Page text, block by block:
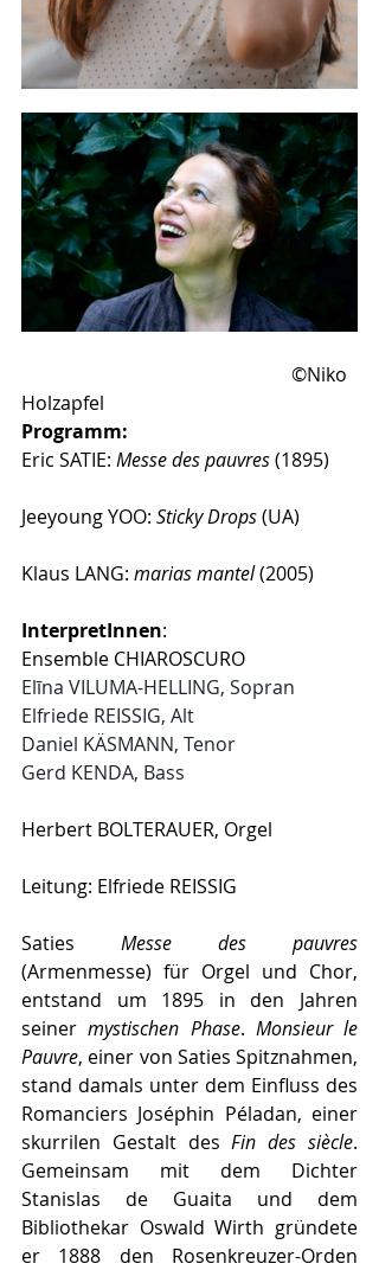
Holzapfel
Programm:
Eric SATIE: Messe des pauvres (1895)
Jeeyoung YOO: Sticky Drops (UA)
Klaus LANG: marias mantel (2005)
InterpretInnen:
Ensemble CHIAROSCURO
Elīna VILUMA-HELLING, Sopran
Elfriede REISSIG, Alt
Daniel KÄSMANN, Tenor
Gerd KENDA, Bass
Herbert BOLTERAUER, Orgel
Leitung: Elfriede REISSIG
Saties Messe des pauvres
(Armenmesse) für Orgel und Chor,
entstand um 1895 in den Jahren
seiner mystischen Phase. Monsieur le
Pauvre, einer von Saties Spitznahmen,
stand damals unter dem Einfluss des
Romanciers Joséphin Péladan, einer
skurrilen Gestalt des Fin des siècle.
Gemeinsam mit dem Dichter
Stanislas de Guaita und dem
Bibliothekar Oswald Wirth gründete